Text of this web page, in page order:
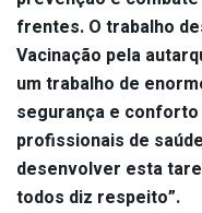
frentes. O trabalho
Vacinação pela
um trabalho de
segurança e
profissionais de
desenvolver esta
todos diz respeito”.